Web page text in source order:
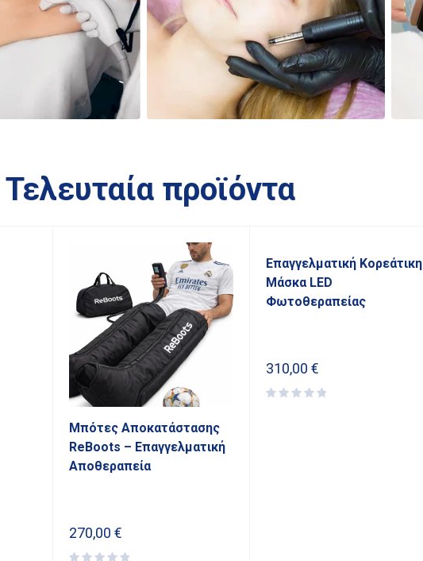
Τελευταία προϊόντα
Μπότες Αποκατάστασης
ReBoots – Επαγγελματική
Αποθεραπεία
270,00 €
Επαγγελματική Κορεάτικη
Μάσκα LED
Φωτοθεραπείας
310,00 €